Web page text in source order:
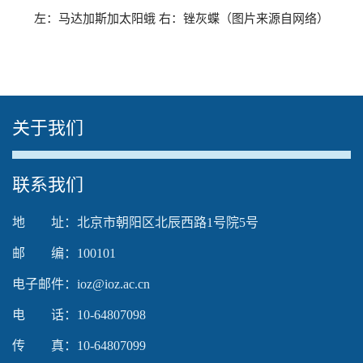
左：马达加斯加太阳蛾 右：锉灰蝶（图片来源自网络）
关于我们
The media could not be loaded, either because the
server or network failed or because the format is not
supported.
联系我们
地 址：北京市朝阳区北辰西路1号院5号
邮 编：100101
电子邮件：ioz@ioz.ac.cn
电 话：10-64807098
传 真：10-64807099